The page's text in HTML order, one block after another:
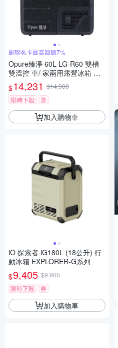
刷聯名卡最高回饋7%
Opure臻淨 60L LG-R60 雙槽
雙溫控 車/ 家兩用露營冰箱 贈
變壓器
$14,231 $14,980
限時下殺
券
加入購物車
iO 探索者 iG180L (18公升) 行
動冰箱 EXPLORER-G系列
$9,405 $9,900
限時下殺
券
加入購物車